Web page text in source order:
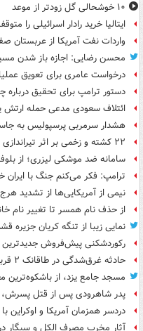
۱۰ خوشحالی گل زودتر از موعد
ایتالیا خرید رادار اسرائیلی را
واردات نفت آمریکا از عربستان
محسن رضایی: اجازه باز شدن
درخواست عامری برای تعویق
دستور ترامپ برای تحقیق
ائتلاف سعودی مدعی حمله ارتش
هشدار سرمربی پرسپولیس به
۲۲ کشته و زخمی بر اثر تیراندازی در یک مدرسه در تایلند+ فیلم
سامانه ضد موشکی لیزری؛ از
ترامپ: فکر می‌کنم جنگ با ایران
نیمی از آمریکایی‌ها از تشدید
از حذف نام همسر تا تغییر نام
نمایی زیبا از تنگه کریان جزیره
رکوردشکنی پیش‌فروش
حادثه غرق‌شدگی در طاقانک ۲ قربانی گرفت
مسجد جامع یزد، از باشکوه‌ترین
پدر شاهرودی پس از قتل پسرش،
دردسر همزمان آمریکا و
آثار مخرب مصرف الکل و سیگار